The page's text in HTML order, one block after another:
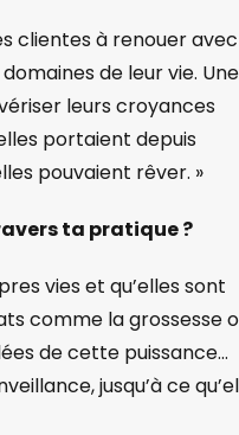
clientes à renouer
de leur vie. Une
leurs croyances
portaient depuis
pouvaient rêver. »
ta pratique ?
vies et qu’elles sont
comme la grossesse
de cette puissance…
jusqu’à ce